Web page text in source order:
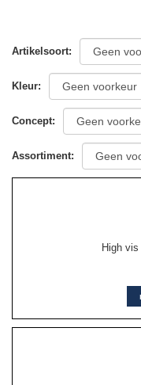
Artikelsoort:
Kleur:
Concept:
Assortiment:
High